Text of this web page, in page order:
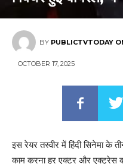
BY PUBLICTVTODAY
OCTOBER 17, 2025
इस रेयर तस्वीर में हिंदी सिनेमा
काम करना हर एक्टर और एक्ट्रेस का